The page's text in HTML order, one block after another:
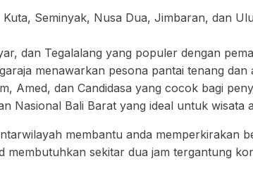
Seminyak, Nusa Dua, Jimbaran, dan
dan Tegalalang yang populer dengan
menawarkan pesona pantai tenang dan
Amed, dan Candidasa yang cocok bagi
Nasional Bali Barat yang ideal untuk wisata
membantu anda memperkirakan
membutuhkan sekitar dua jam tergantung